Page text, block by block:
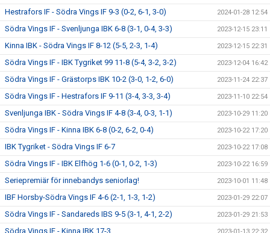
Hestrafors IF - Södra Vings IF 9-3 (0-2, 6-1, 3-0) 2024-01-28 12:54
Södra Vings IF - Svenljunga IBK 6-8 (3-1, 0-4, 3-3) 2023-12-15 23:11
Kinna IBK - Södra Vings IF 8-12 (5-5, 2-3, 1-4) 2023-12-15 22:31
Södra Vings IF - IBK Tygriket 99 11-8 (5-4, 3-2, 3-2) 2023-12-04 16:42
Södra Vings IF - Grästorps IBK 10-2 (3-0, 1-2, 6-0) 2023-11-24 22:37
Södra Vings IF - Hestrafors IF 9-11 (3-4, 3-3, 3-4) 2023-11-10 22:54
Svenljunga IBK - Södra Vings IF 4-8 (3-4, 0-3, 1-1) 2023-10-29 11:20
Södra Vings IF - Kinna IBK 6-8 (0-2, 6-2, 0-4) 2023-10-22 17:20
IBK Tygriket - Södra Vings IF 6-7 2023-10-22 17:08
Södra Vings IF - IBK Elfhög 1-6 (0-1, 0-2, 1-3) 2023-10-22 16:59
Seriepremiär för innebandys seniorlag! 2023-10-01 11:48
IBF Horsby-Södra Vings IF 4-6 (2-1, 1-3, 1-2) 2023-01-29 22:07
Södra Vings IF - Sandareds IBS 9-5 (3-1, 4-1, 2-2) 2023-01-29 21:53
Södra Vings IF - Kinna IBK 17-3